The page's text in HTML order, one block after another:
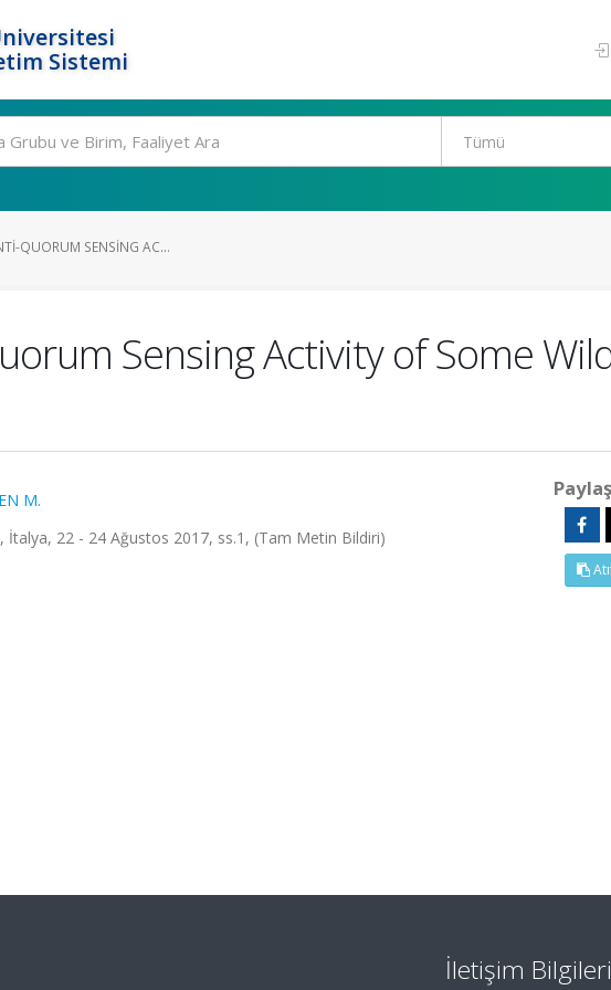
Sistemi
QUORUM SENSING AC...
Sensing Activity of Some
M.
22 - 24 Ağustos 2017, ss.1, (Tam Metin Bildiri)
Paylaş
İletişim Bilgileri